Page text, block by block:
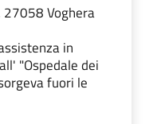
27058 Voghera
in
"Ospedale dei
fuori le